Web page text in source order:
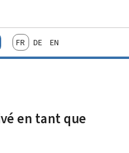
FrançaisDeutschEnglish
en tant que